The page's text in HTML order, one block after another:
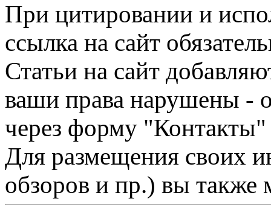
При цитировании и
ссылка на сайт
Статьи на сайт
ваши права нарушены -
через форму "Контакты"
Для размещения своих
обзоров и пр.) вы также